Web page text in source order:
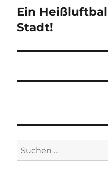
Nächster
Beitrag:
Ein
Stadt!
Suchen
nach: